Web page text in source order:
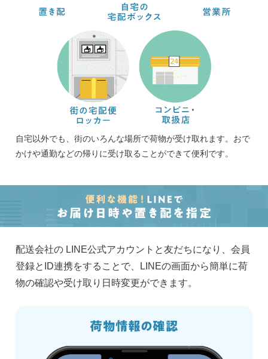
自宅以外でも、街のいろんな場所で荷物が受け取れます。おで
かけや通勤などの帰りに受け取ることができて便利です。
配送会社の LINE公式アカウントと友だちになり、会員
登録とID連携をすることで、LINEの画面から簡単に荷
物の確認や受け取り日時変更ができます。